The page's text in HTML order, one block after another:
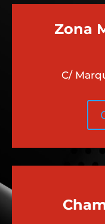
¿QUÉ
Zona
C/